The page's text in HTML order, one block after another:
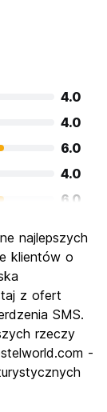
4.0
4.0
6.0
4.0
6.0
6.0
najlepszych
klientów o
z ofert
SMS.
rzeczy
-